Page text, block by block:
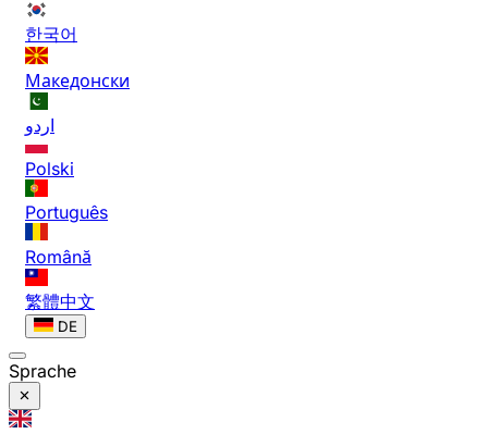
한국어
Македонски
اردو
Polski
Português
Română
繁體中文
DE
Sprache